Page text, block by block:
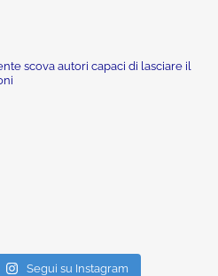
scova autori capaci di lasciare il
Segui su Instagram